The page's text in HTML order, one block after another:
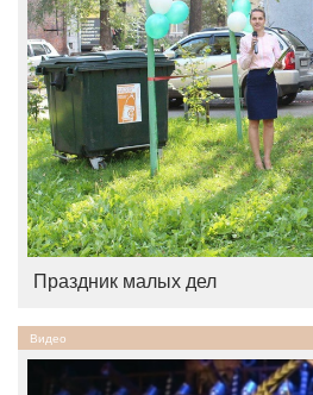
Праздник малых дел
Видео